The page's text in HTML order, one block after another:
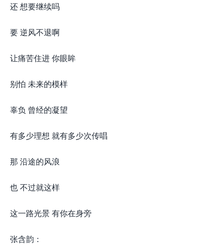
还 想要继续吗
要 逆风不退啊
让痛苦住进 你眼眸
别怕 未来的模样
辜负 曾经的凝望
有多少理想 就有多少次传唱
那 沿途的风浪
也 不过就这样
这一路光景 有你在身旁
张含韵：